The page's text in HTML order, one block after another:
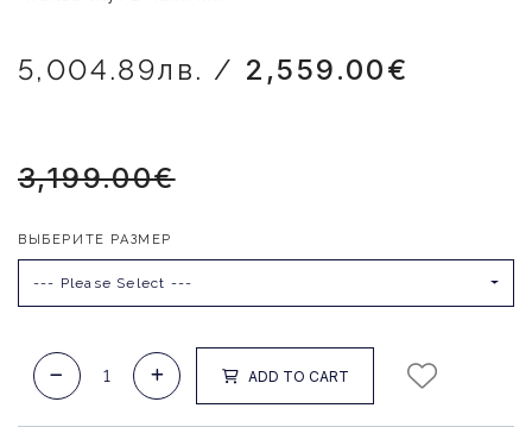
5,004.89лв. / 2,559.00€
3,199.00€
ВЫБЕРИТЕ РАЗМЕР
--- Please Select ---
ADD TO CART